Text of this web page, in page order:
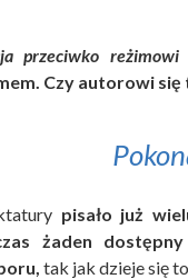
przeciwko reżimowi
Czy autorowi
pisało już
żaden
tak jak dzieje się